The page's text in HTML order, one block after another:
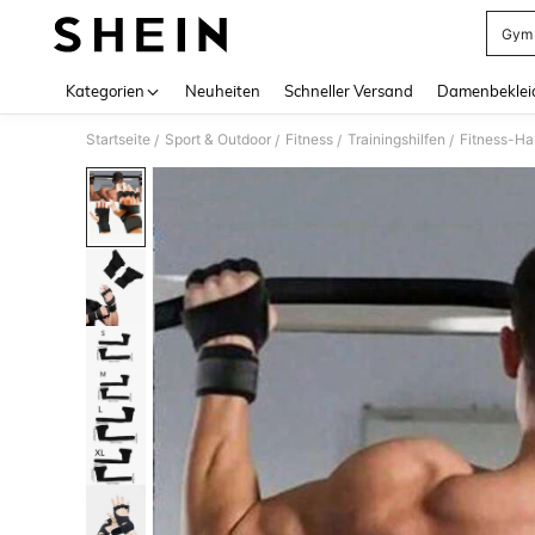
Kategorien Neuheiten Schneller Versand
Startseite / Sport & Outdoor / Fitness / Trainingshilfen / Fitness-